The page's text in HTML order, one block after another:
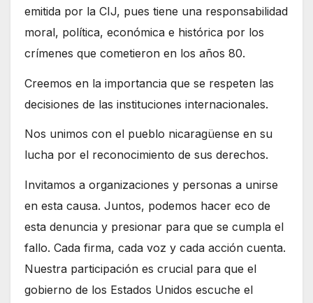
emitida por la CIJ, pues tiene una responsabilidad
moral, política, económica e histórica por los
crímenes que cometieron en los años 80.
Creemos en la importancia que se respeten las
decisiones de las instituciones internacionales.
Nos unimos con el pueblo nicaragüense en su
lucha por el reconocimiento de sus derechos.
Invitamos a organizaciones y personas a unirse
en esta causa. Juntos, podemos hacer eco de
esta denuncia y presionar para que se cumpla el
fallo. Cada firma, cada voz y cada acción cuenta.
Nuestra participación es crucial para que el
gobierno de los Estados Unidos escuche el